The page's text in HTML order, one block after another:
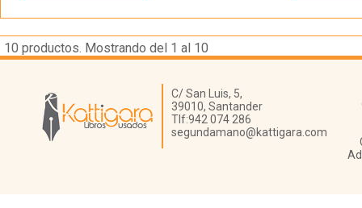
10 productos. Mostrando del 1 al 10
Librería Kattigara
C/ San Luis, 5,
39010, Santander
Tlf:942 074 286
segundamano@kattigara.com